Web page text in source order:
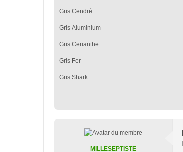
Gris Cendré
Gris Aluminium
Gris Cerianthe
Gris Fer
Gris Shark
MILLESEPTISTE